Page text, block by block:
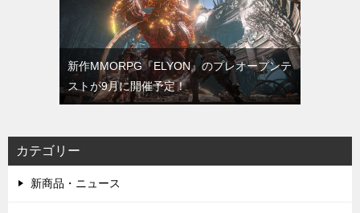
新作MMORPG『ELYON』のプレオープンテ
ストが9月に開催予定！
カテゴリー
新商品・ニュース